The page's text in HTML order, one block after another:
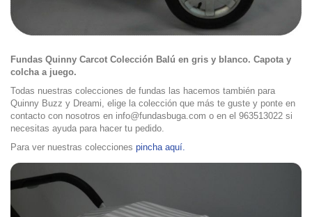
Fundas Quinny Carcot Colección Balú en gris y blanco. Capota y
colcha a juego.
Todas nuestras colecciones de fundas las hacemos también para
Quinny Buzz y Dreami, elige la colección que más te guste y ponte en
contacto con nosotros en info@fundasbuga.com o en el 963513022 si
necesitas ayuda para hacer tu pedido.
Para ver nuestras colecciones pincha aquí.